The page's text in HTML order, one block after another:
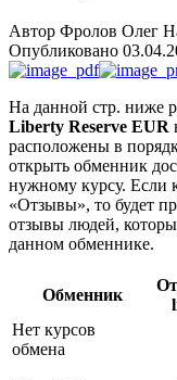
Автор Фролов Олег
Опубликовано
На данной стр. ниже
Liberty Reserve EUR
расположены в
открыть обменник
нужному курсу. Если
«Отзывы», то будет
отзывы людей,
данном обменнике.
Обменник
Нет курсов
обмена